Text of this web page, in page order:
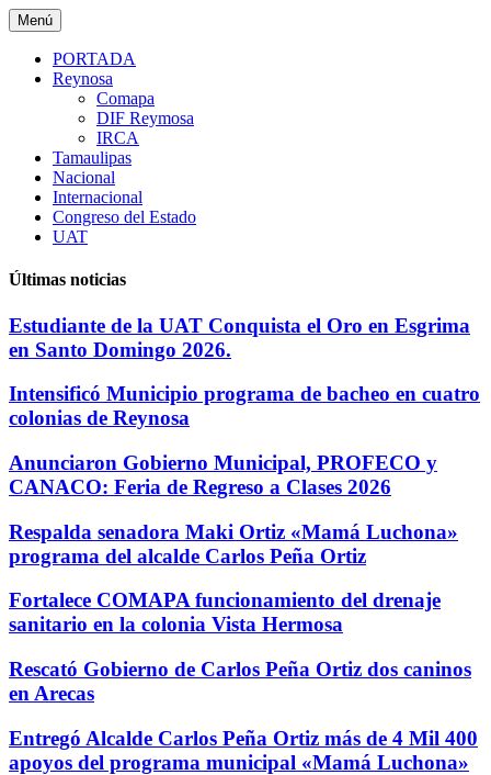
Saltar
al
contenido
Menú
PORTADA
Reynosa
Comapa
DIF Reymosa
IRCA
Tamaulipas
Nacional
Internacional
Congreso del Estado
UAT
Últimas noticias
Estudiante de la UAT Conquista el Oro en Esgrima
en Santo Domingo 2026.
Intensificó Municipio programa de bacheo en cuatro
colonias de Reynosa
Anunciaron Gobierno Municipal, PROFECO y
CANACO: Feria de Regreso a Clases 2026
Respalda senadora Maki Ortiz «Mamá Luchona»
programa del alcalde Carlos Peña Ortiz
Fortalece COMAPA funcionamiento del drenaje
sanitario en la colonia Vista Hermosa
Rescató Gobierno de Carlos Peña Ortiz dos caninos
en Arecas
Entregó Alcalde Carlos Peña Ortiz más de 4 Mil 400
apoyos del programa municipal «Mamá Luchona»